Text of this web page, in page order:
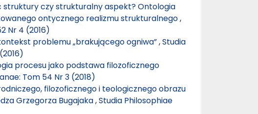
struktury czy strukturalny aspekt? Ontologia
ontycznego realizmu strukturalnego,
Nr 4 (2016)
problemu „brakującego ogniwa”,Studia
procesu jako podstawa filozoficznego
Tom 54 Nr 3 (2018)
filozoficznego i teologicznego obrazu
Grzegorza Bugajaka,Studia Philosophiae